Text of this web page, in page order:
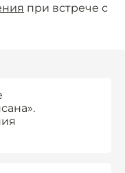
при встрече с